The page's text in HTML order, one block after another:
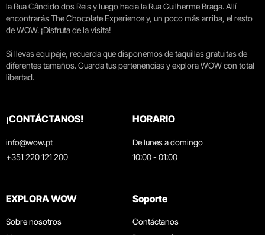
la Rua Cândido dos Reis y luego hacia la Rua Guilherme Braga. Allí
encontrarás The Chocolate Experience y, un poco más arriba, el resto
de WOW. ¡Disfruta de la visita!
Si llevas equipaje, recuerda que disponemos de taquillas gratuitas de
diferentes tamaños. Guarda tus pertenencias y explora WOW con total
libertad.
¡CONTÁCTANOS!
info@wow.pt
+351 220 121 200
HORARIO
De lunes a domingo
10:00 - 01:00
EXPLORA WOW
Sobre nosotros
Museos
Soporte
Contáctanos
Preguntas frecuentes